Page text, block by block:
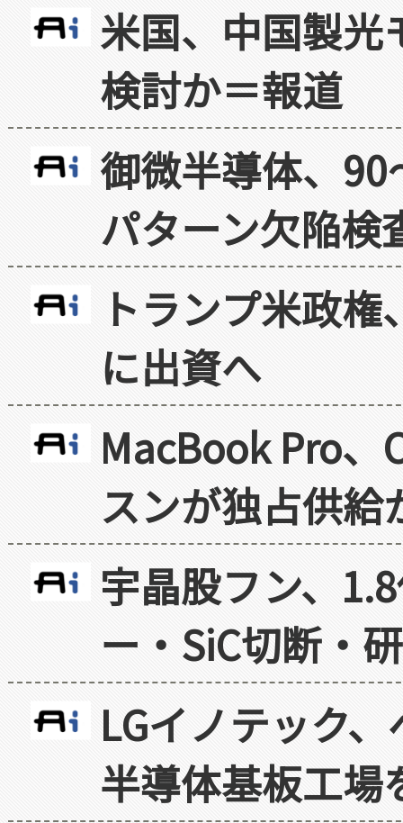
米国、中国製光
検討か＝報道
御微半導体、
パターン欠陥検
トランプ米政
に出資へ
MacBook Pro
スンが独占供給
宇晶股フン、
ー・SiC切断・
LGイノテック
半導体基板工場